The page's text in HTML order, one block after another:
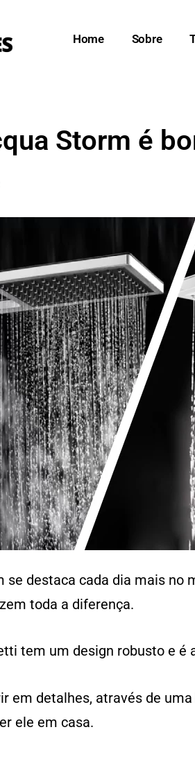
Home Sobre
Storm é
se destaca cada dia mais no
toda a diferença.
tem um design robusto e
em detalhes, através de
ele em casa.